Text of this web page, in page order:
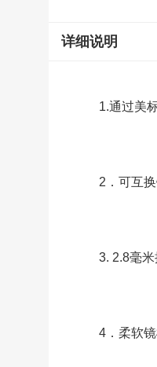
详细说明
1.通过美
2．可互
3. 2.8毫
4．柔软